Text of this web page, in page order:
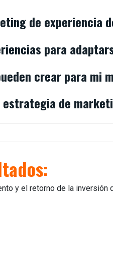
de experiencia
para
crear para mi
estrategia de
y el retorno de la inversión